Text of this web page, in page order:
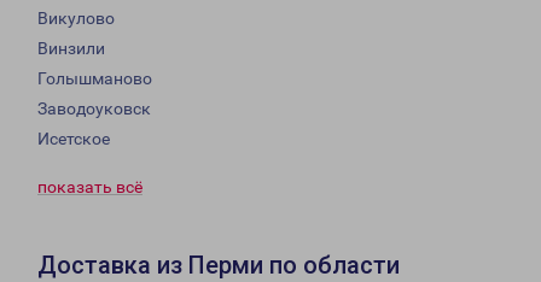
Викулово
Винзили
Голышманово
Заводоуковск
Исетское
показать всё
Доставка из Перми по области